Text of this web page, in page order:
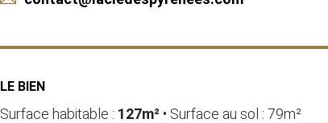
LE BIEN
Surface habitable : 127m² • Surface au sol : 79m²